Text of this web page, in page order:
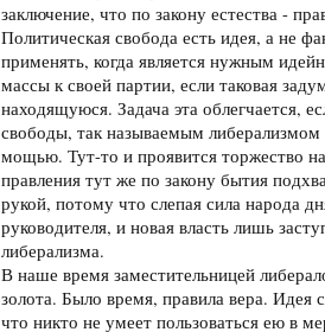
заключение, что по закону естества -
Политическая свобода есть идея, а не
применять, когда является нужным
массы к своей партии, если таковая
находящуюся. Задача эта облегчается,
свободы, так называемым либерализмом
мощью. Тут-то и проявится торжество
правления тут же по закону бытия
рукой, потому что слепая сила народа
руководителя, и новая власть лишь
либерализма.
В наше время заместительницей
золота. Было время, правила вера.
что никто не умеет пользоваться ею в